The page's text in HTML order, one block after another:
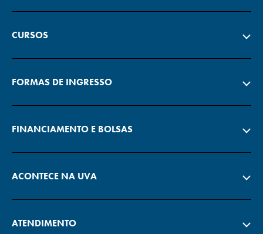
CURSOS
FORMAS DE INGRESSO
FINANCIAMENTO E BOLSAS
ACONTECE NA UVA
ATENDIMENTO